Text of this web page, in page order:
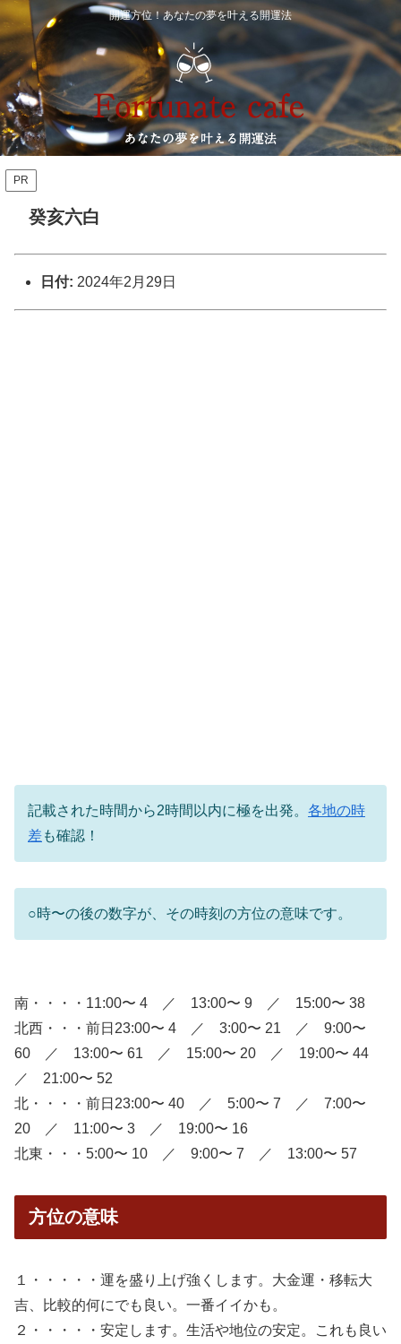
開運方位！あなたの夢を叶える開運法
PR
癸亥六白
日付: 2024年2月29日
記載された時間から2時間以内に極を出発。 各地の時
差も確認！
○時〜の後の数字が、その時刻の方位の意味です。
南・・・・11:00〜 4 ／ 13:00〜 9 ／ 15:00〜 38
北西・・・前日23:00〜 4 ／ 3:00〜 21 ／ 9:00〜
60 ／ 13:00〜 61 ／ 15:00〜 20 ／ 19:00〜 44
／ 21:00〜 52
北・・・・前日23:00〜 40 ／ 5:00〜 7 ／ 7:00〜
20 ／ 11:00〜 3 ／ 19:00〜 16
北東・・・5:00〜 10 ／ 9:00〜 7 ／ 13:00〜 57
方位の意味
１・・・・・運を盛り上げ強くします。大金運・移転大
吉、比較的何にでも良い。一番イイかも。
２・・・・・安定します。生活や地位の安定。これも良い